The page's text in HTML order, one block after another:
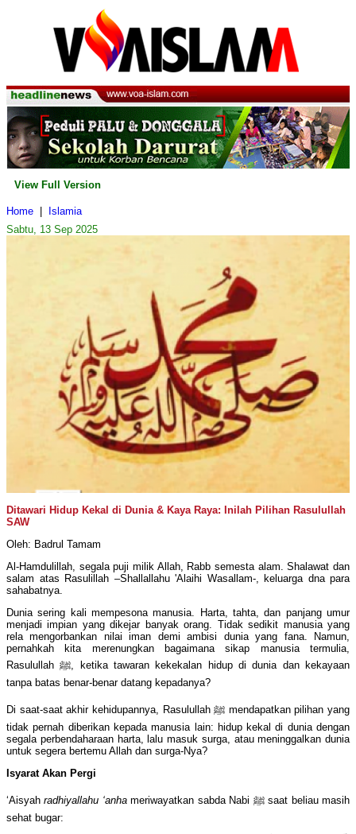
View Full Version
Home
Islamia
Sabtu, 13 Sep 2025
Ditawari Hidup Kekal di Dunia & Kaya Raya: Inilah Pilihan Rasulullah
SAW
Oleh: Badrul Tamam
Al-Hamdulillah, segala puji milik Allah, Rabb semesta alam. Shalawat dan
salam atas Rasulillah –Shallallahu 'Alaihi Wasallam-, keluarga dna para
sahabatnya.
Dunia sering kali mempesona manusia. Harta, tahta, dan panjang umur
menjadi impian yang dikejar banyak orang. Tidak sedikit manusia yang
rela mengorbankan nilai iman demi ambisi dunia yang fana. Namun,
pernahkah kita merenungkan bagaimana sikap manusia termulia,
Rasulullah ﷺ, ketika tawaran kekekalan hidup di dunia dan kekayaan
tanpa batas benar-benar datang kepadanya?
Di saat-saat akhir kehidupannya, Rasulullah ﷺ mendapatkan pilihan yang
tidak pernah diberikan kepada manusia lain: hidup kekal di dunia dengan
segala perbendaharaan harta, lalu masuk surga, atau meninggalkan dunia
untuk segera bertemu Allah dan surga-Nya?
Isyarat Akan Pergi
‘Aisyahradhiyallahu ‘anhameriwayatkan sabda Nabi ﷺ saat beliau masih
sehat bugar: